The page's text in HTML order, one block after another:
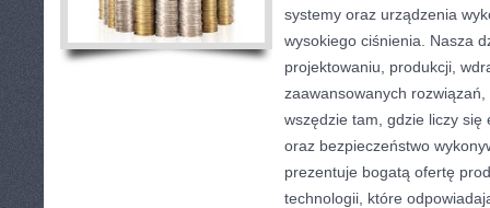
systemy oraz urządzenia
wysokiego ciśnienia. Nasza
projektowaniu, produkcji,
zaawansowanych
wszędzie tam, gdzie liczy się
oraz bezpieczeństwo
prezentuje bogatą ofertę
technologii, które